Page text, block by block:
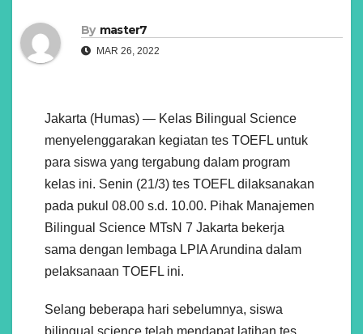
By master7
MAR 26, 2022
Jakarta (Humas) — Kelas Bilingual Science
menyelenggarakan kegiatan tes TOEFL untuk
para siswa yang tergabung dalam program
kelas ini. Senin (21/3) tes TOEFL dilaksanakan
pada pukul 08.00 s.d. 10.00. Pihak Manajemen
Bilingual Science MTsN 7 Jakarta bekerja
sama dengan lembaga LPIA Arundina dalam
pelaksanaan TOEFL ini.
Selang beberapa hari sebelumnya, siswa